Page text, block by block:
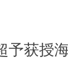
予获授